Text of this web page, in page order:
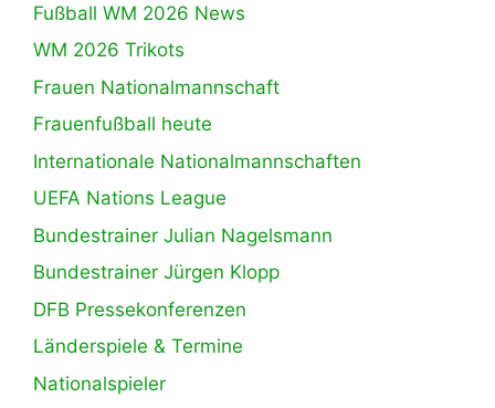
Fußball WM 2026 News
WM 2026 Trikots
Frauen Nationalmannschaft
Frauenfußball heute
Internationale Nationalmannschaften
UEFA Nations League
Bundestrainer Julian Nagelsmann
Bundestrainer Jürgen Klopp
DFB Pressekonferenzen
Länderspiele & Termine
Nationalspieler